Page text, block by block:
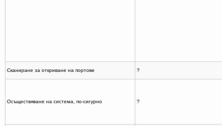
Сканиране за откриване на портове ?
Осъществяване на система, по-сигурно ?